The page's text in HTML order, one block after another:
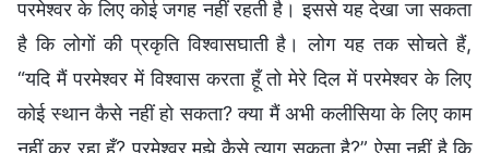
परमेश्वर के लिए कोई जगह नहीं रहती है। इससे यह देखा जा सकता
है कि लोगों की प्रकृति विश्वासघाती है। लोग यह तक सोचते हैं,
“यदि मैं परमेश्वर में विश्वास करता हूँ तो मेरे दिल में परमेश्वर के लिए
कोई स्थान कैसे नहीं हो सकता? क्या मैं अभी कलीसिया के लिए काम
नहीं कर रहा हूँ? परमेश्वर मुझे कैसे त्याग सकता है?” ऐसा नहीं है कि